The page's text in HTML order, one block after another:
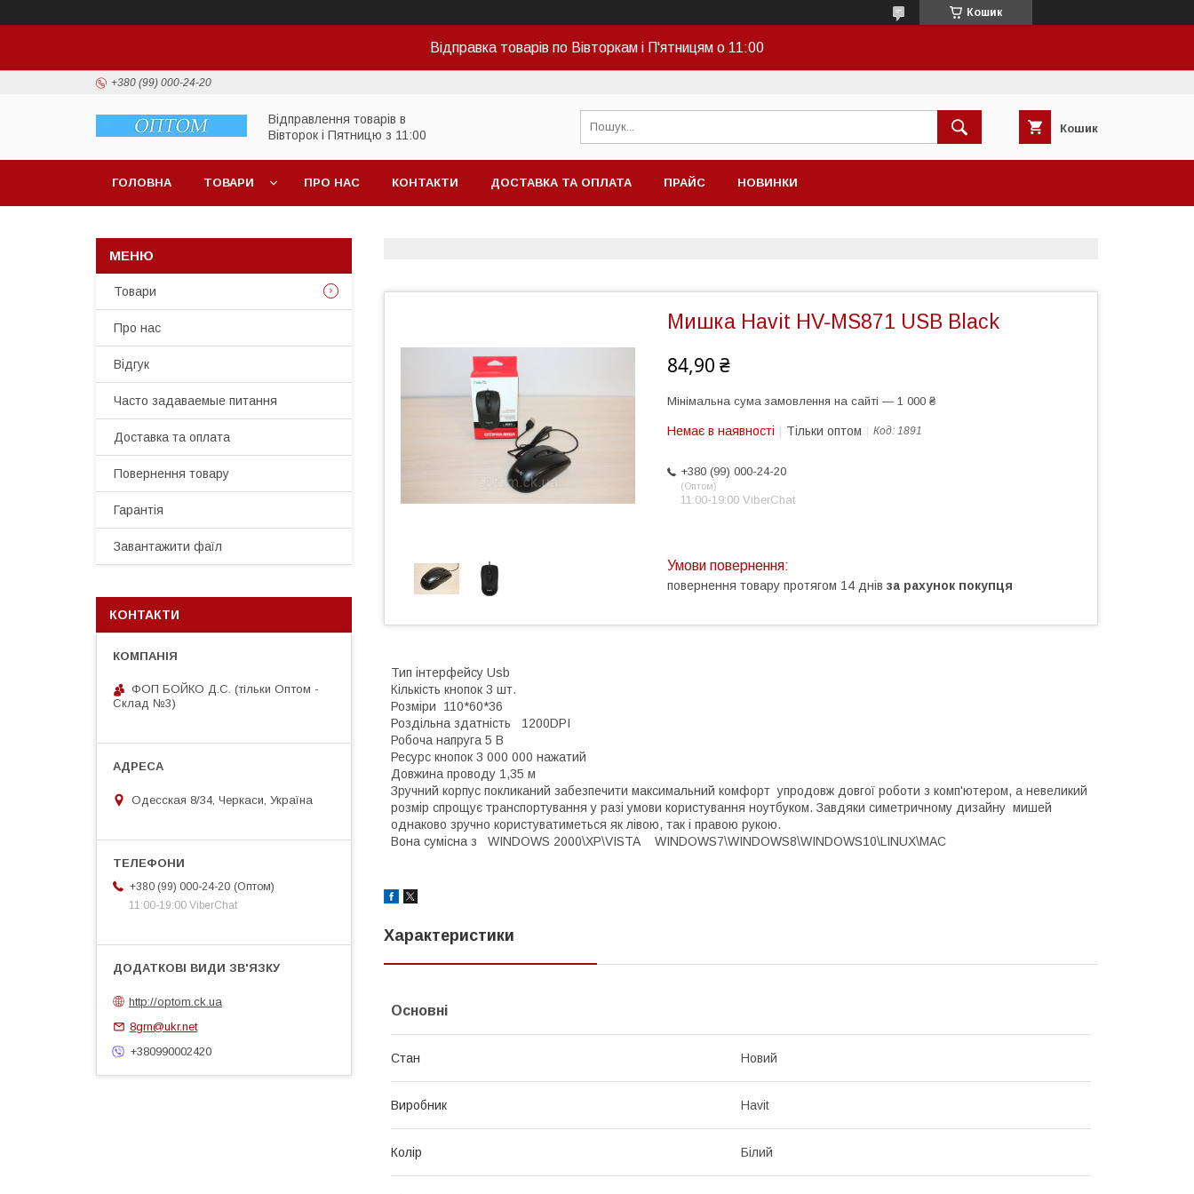
Кошик
Відправка товарів по Вівторкам і П'ятницям о 11:00
+380 (99) 000-24-20
Відправлення товарів в
Вівторок і Пятницю з 11:00
Кошик
ГОЛОВНА ТОВАРИ ПРО НАС КОНТАКТИ ДОСТАВКА ТА ОПЛАТА ПРАЙС НОВИНКИ
Мишка Havit HV-MS871 USB Black
84,90 ₴
Мінімальна сума замовлення на сайті — 1 000 ₴
Немає в наявності Тільки оптом Код: 1891
+380 (99) 000-24-20
Оптом
11:00-19:00 ViberChat
повернення товару протягом 14 днів за рахунок покупця
Тип інтерфейсу Usb
Кількість кнопок 3 шт.
Розміри 110*60*36
Роздільна здатність 1200DPI
Робоча напруга 5 В
Ресурс кнопок 3 000 000 нажатий
Довжина проводу 1,35 м
Зручний корпус покликаний забезпечити максимальний комфорт упродовж довгої роботи з комп'ютером, а невеликий
розмір спрощує транспортування у разі умови користування ноутбуком. Завдяки симетричному дизайну мишей
однаково зручно користуватиметься як лівою, так і правою рукою.
Вона сумісна з WINDOWS 2000\XP\VISTA WINDOWS7\WINDOWS8\WINDOWS10\LINUX\MAC
Характеристики
Основні
Стан Новий
Виробник Havit
Колір Білий
Товари
Про нас
Відгук
Часто задаваемые питання
Доставка та оплата
Повернення товару
Гарантія
Завантажити фаїл
КОНТАКТИ
ФОП БОЙКО Д.С. (тільки Оптом -
Склад №3)
Одесская 8/34, Черкаси, Україна
+380 (99) 000-24-20
Оптом
11:00-19:00 ViberChat
http://optom.ck.ua
8grn@ukr.net
+380990002420